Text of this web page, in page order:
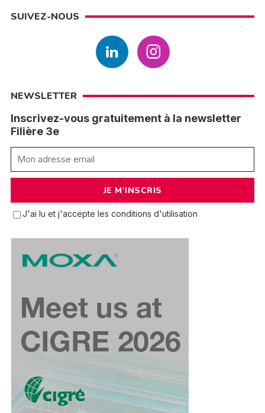
SUIVEZ-NOUS
NEWSLETTER
Inscrivez-vous gratuitement à la newsletter
Filière 3e
J'ai lu et j'accepte les conditions d'utilisation